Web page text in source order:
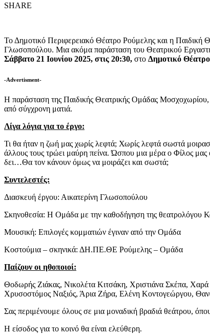
SHARE
Το Δημοτικό Περιφερειακό Θέατρο Ρούμελης και η Παιδική
Γλωσοπούλου. Μια ακόμα παράσταση του Θεατρικού
Σάββατο 21 Ιουνίου 2025, στις 20:30, στο Δημοτικό
-Advertisment-
H παράσταση της Παιδικής Θεατρικής Ομάδας Μοσχοχωρίου,
από σύγχρονη ματιά.
Λίγα λόγια για το έργο:
Τι θα ήταν η ζωή μας χωρίς λεφτά; Χωρίς λεφτά σωστά
άλλους τους τρώει μαύρη πείνα. Ώσπου μια μέρα ο Φίλος
δει…Θα τον κάνουν όμως να μοιράζει και σωστά;
Συντελεστές:
Διασκευή έργου: Αικατερίνη Γλωσοπούλου
Σκηνοθεσία: Η Ομάδα με την καθοδήγηση της θεατρολόγου
Μουσική: Επιλογές κομματιών έγιναν από την Ομάδα
Κοστούμια – σκηνικά: ΔΗ.ΠΕ.ΘΕ Ρούμελης – Ομάδα
Παίζουν οι ηθοποιοί:
Θοδωρής Ζιάκας, Νικολέτα Κιτσάκη, Χριστιάνα Σκέπα,
Χρυσοστόμος Ναξιός, Άρια Ζήρα, Ελένη Κοντογεώργου,
Σας περιμένουμε όλους σε μια μοναδική βραδιά θεάτρου,
Η είσοδος για το κοινό θα είναι ελεύθερη.